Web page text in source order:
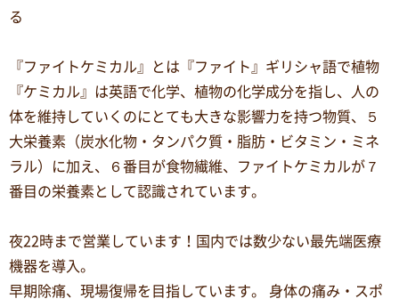
る
『ファイトケミカル』とは『ファイト』ギリシャ語で植物
『ケミカル』は英語で化学、植物の化学成分を指し、人の
体を維持していくのにとても大きな影響力を持つ物質、５
大栄養素（炭水化物・タンパク質・脂肪・ビタミン・ミネ
ラル）に加え、６番目が食物繊維、ファイトケミカルが７
番目の栄養素として認識されています。
夜22時まで営業しています！国内では数少ない最先端医療
機器を導入。
早期除痛、現場復帰を目指しています。 身体の痛み・スポ